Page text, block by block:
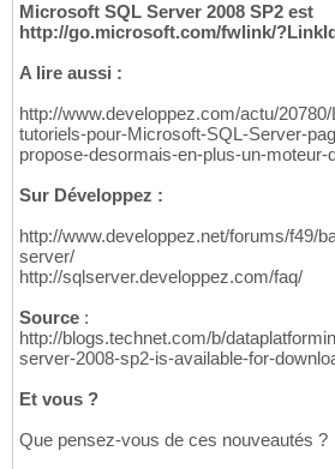
Microsoft SQL Server 2008 SP2 est
http://go.microsoft.com/fwlink/
A lire aussi :
http://www.developpez.com/actu/
tutoriels-pour-Microsoft-SQL-Server-
propose-desormais-en-plus-un-moteur-
Sur Développez :
http://www.developpez.net/forums/f49/
server/
http://sqlserver.developpez.com/faq/
Source :
http://blogs.technet.com/b/
server-2008-sp2-is-available-for-
Et vous ?
Que pensez-vous de ces nouveautés ?